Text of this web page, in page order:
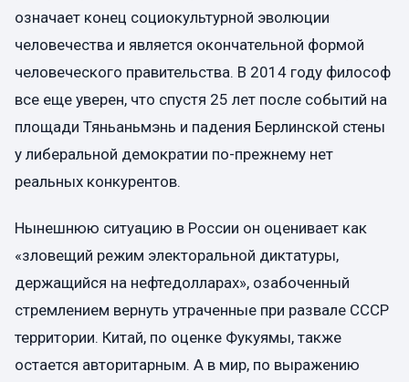
означает конец социокультурной эволюции
человечества и является окончательной формой
человеческого правительства. В 2014 году философ
все еще уверен, что спустя 25 лет после событий на
площади Тяньаньмэнь и падения Берлинской стены
у либеральной демократии по-прежнему нет
реальных конкурентов.
Нынешнюю ситуацию в России он оценивает как
«зловещий режим электоральной диктатуры,
держащийся на нефтедолларах», озабоченный
стремлением вернуть утраченные при развале СССР
территории. Китай, по оценке Фукуямы, также
остается авторитарным. А в мир, по выражению